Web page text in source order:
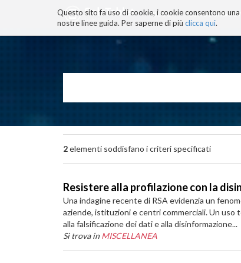
Questo sito fa uso di cookie, i cookie consentono
nostre linee guida. Per saperne di più clicca qui.
BLOG
navigazione
2elementi soddisfano i criteri specificati
Resistere alla profilazione con la
Una indagine recente di RSA evidenzia un
aziende, istituzioni e centri commerciali. Un uso
alla falsificazione dei dati e alla disinformazione...
Si trova in MISCELLANEA